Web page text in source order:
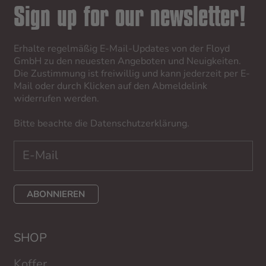
Sign up for our newsletter!
Erhalte regelmäßig E-Mail-Updates von der Floyd
GmbH zu den neuesten Angeboten und Neuigkeiten.
Die Zustimmung ist freiwillig und kann jederzeit per E-
Mail oder durch Klicken auf den Abmeldelink
widerrufen werden.
Bitte beachte die Datenschutzerklärung.
ABONNIEREN
SHOP